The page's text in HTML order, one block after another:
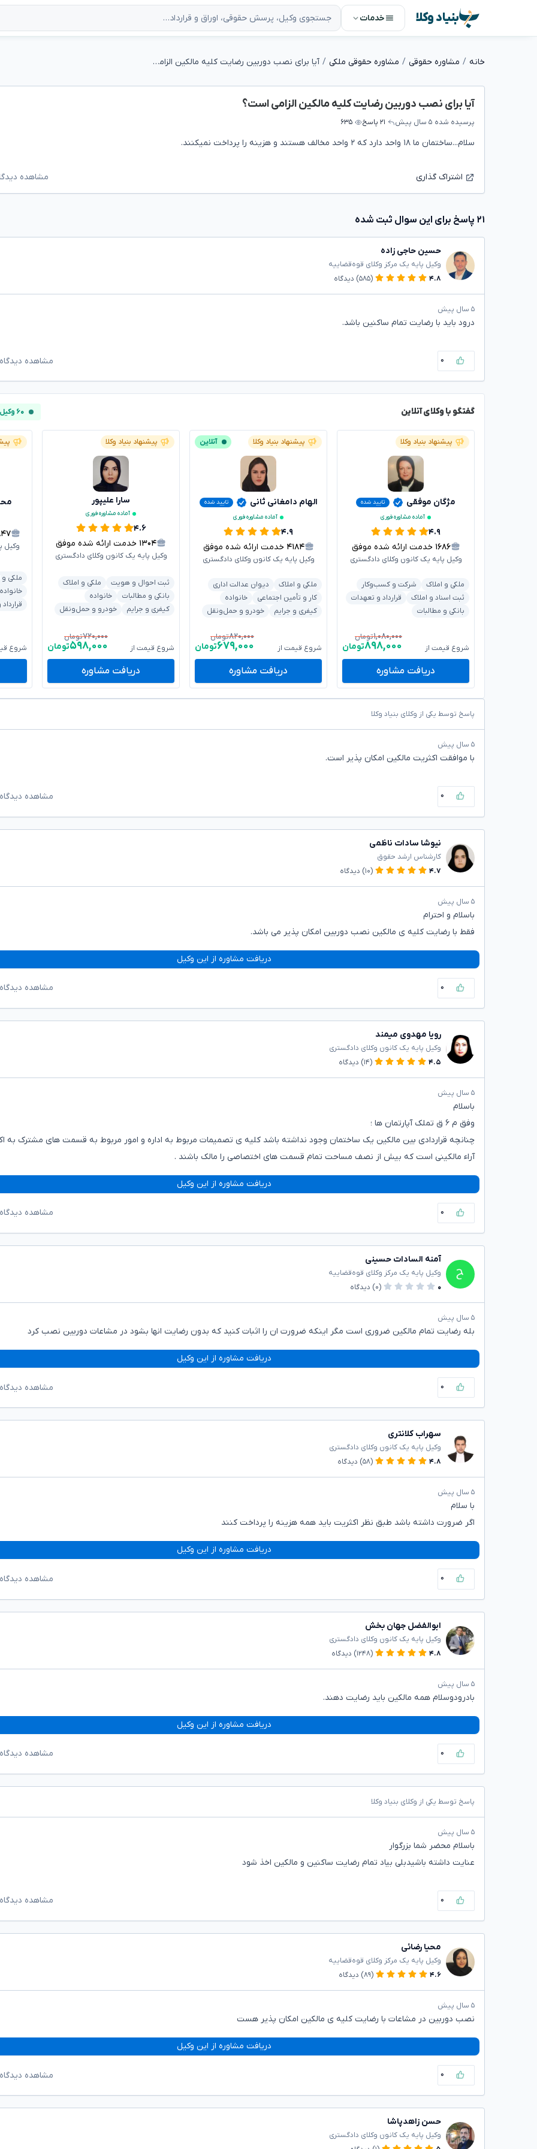
بنیاد وکلا خدمات
خانه مشاوره حقوقی مشاوره حقوقی ملکی آیا برای نصب دوربین رضایت کلیه مالکین الزامی است؟
آیا برای نصب دوربین رضایت کلیه مالکین الزامی است؟
پرسیده شده ۵ سال پیش ۲۱ پاسخ ۶۳۵
سلام...ساختمان ما ۱۸ واحد دارد که ۲ واحد مخالف هستند و هزینه را پرداخت نمیکنند.
اشتراک گذاری مشاهده
۲۱ پاسخ برای این سوال ثبت شده
حسین حاجی زاده
وکیل پایه یک مرکز وکلای قوه‌قضاییه
۴.۸
(۵۸۵) دیدگاه
۵ سال پیش
درود باید با رضایت تمام ساکنین باشد.
۰ مشاهده
گفتگو با وکلای آنلاین ۶۰ وکیل آنلاین
پیشنهاد بنیاد وکلا
مژگان موفقی
تایید شده
آماده مشاوره فوری
۴.۹
۱۶۸۶ خدمت ارائه شده موفق
وکیل پایه یک کانون وکلای دادگستری
ملکی و املاک
شرکت و کسب‌وکار
ثبت اسناد و املاک
قرارداد و تعهدات
بانکی و مطالبات
شروع قیمت از
۱,۰۸۰,۰۰۰تومان
۸۹۸,۰۰۰تومان
دریافت مشاوره
پیشنهاد بنیاد وکلا آنلاین
الهام دامغانی ثانی
تایید شده
آماده مشاوره فوری
۴.۹
۴۱۸۴ خدمت ارائه شده موفق
وکیل پایه یک کانون وکلای دادگستری
ملکی و املاک
دیوان عدالت اداری
کار و تأمین اجتماعی
خانواده
کیفری و جرایم
خودرو و حمل‌ونقل
شروع قیمت از
۸۲۰,۰۰۰تومان
۶۷۹,۰۰۰تومان
دریافت مشاوره
پیشنهاد بنیاد وکلا
سارا علیپور
آماده مشاوره فوری
۴.۶
۱۳۰۴ خدمت ارائه شده موفق
وکیل پایه یک کانون وکلای دادگستری
ثبت احوال و هویت
ملکی و املاک
بانکی و مطالبات
خانواده
کیفری و جرایم
خودرو و حمل‌ونقل
شروع قیمت از
۷۲۰,۰۰۰تومان
۵۹۸,۰۰۰تومان
دریافت مشاوره
وکیل
ملکی و
خانواده
شروع
پاسخ توسط یکی از وکلای بنیاد وکلا
۵ سال پیش
با موافقت اکثریت مالکین امکان پذیر است.
۰ مشاهده
نیوشا سادات ناظمی
کارشناس ارشد حقوق
۴.۷
(۱۰) دیدگاه
۵ سال پیش
باسلام و احترام
فقط با رضایت کلیه ی مالکین نصب دوربین امکان پذیر می باشد.
دریافت مشاوره از این وکیل
۰ مشاهده
رویا مهدوی میمند
وکیل پایه یک کانون وکلای دادگستری
۴.۵
(۱۴) دیدگاه
۵ سال پیش
باسلام
وفق م ۶ ق تملک آپارتمان ها ؛
چنانچه قراردادی بین مالکین یک ساختمان وجود نداشته باشد کلیه ی تصمیمات مربوط به اداره و امور مربوط به قسمت های مشترک به
آراء مالکینی است که بیش از نصف مساحت تمام قسمت های اختصاصی را مالک باشند .
دریافت مشاوره از این وکیل
۰ مشاهده
آمنه السادات حسینی
وکیل پایه یک مرکز وکلای قوه‌قضاییه
۰
(۰) دیدگاه
۵ سال پیش
بله رضایت تمام مالکین ضروری است مگر اینکه ضرورت ان را اثبات کنید که بدون رضایت انها بشود در مشاعات دوربین نصب کرد
دریافت مشاوره از این وکیل
۰ مشاهده
سهراب کلانتری
وکیل پایه یک کانون وکلای دادگستری
۴.۸
(۵۸) دیدگاه
۵ سال پیش
با سلام
اگر ضرورت داشته باشد طبق نظر اکثریت باید همه هزینه را پرداخت کنند
دریافت مشاوره از این وکیل
۰ مشاهده
ابوالفضل جهان بخش
وکیل پایه یک کانون وکلای دادگستری
۴.۸
(۱۲۴۸) دیدگاه
۵ سال پیش
بادرودوسلام همه مالکین باید رضایت دهند.
دریافت مشاوره از این وکیل
۰ مشاهده
پاسخ توسط یکی از وکلای بنیاد وکلا
۵ سال پیش
باسلام محضر شما بزرگوار
عنایت داشته باشیدبلی بیاد تمام رضایت ساکنین و مالکین اخذ شود
۰ مشاهده
محیا رضائی
وکیل پایه یک مرکز وکلای قوه‌قضاییه
۴.۶
(۸۹) دیدگاه
۵ سال پیش
نصب دوربین در مشاعات با رضایت کلیه ی مالکین امکان پذیر هست
دریافت مشاوره از این وکیل
۰ مشاهده
حسن زاهدپاشا
وکیل پایه یک کانون وکلای دادگستری